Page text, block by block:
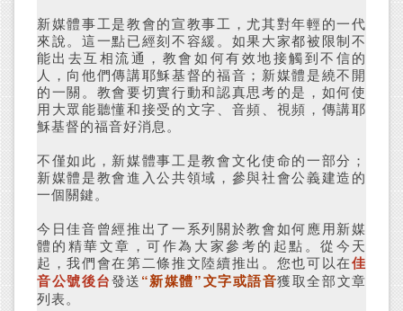
新媒體事工是教會的宣教事工，尤其對年輕的一代
來說。這一點已經刻不容緩。如果大家都被限制不
能出去互相流通，教會如何有效地接觸到不信的
人，向他們傳講耶穌基督的福音；新媒體是繞不開
的一關。教會要切實行動和認真思考的是，如何使
用大眾能聽懂和接受的文字、音頻、視頻，傳講耶
穌基督的福音好消息。
不僅如此，新媒體事工是教會文化使命的一部分；
新媒體是教會進入公共領域，參與社會公義建造的
一個關鍵。
今日佳音曾經推出了一系列關於教會如何應用新媒
體的精華文章，可作為大家參考的起點。從今天
起，我們會在第二條推文陸續推出。您也可以在佳
音公號後台發送“新媒體”文字或語音獲取全部文章
列表。